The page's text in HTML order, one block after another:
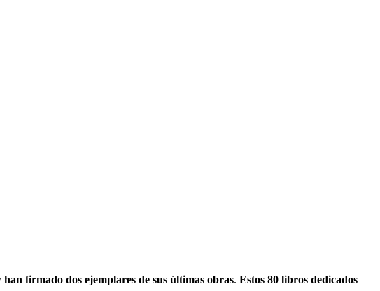
han firmado dos ejemplares de sus últimas obras. Estos 80 libros dedicados